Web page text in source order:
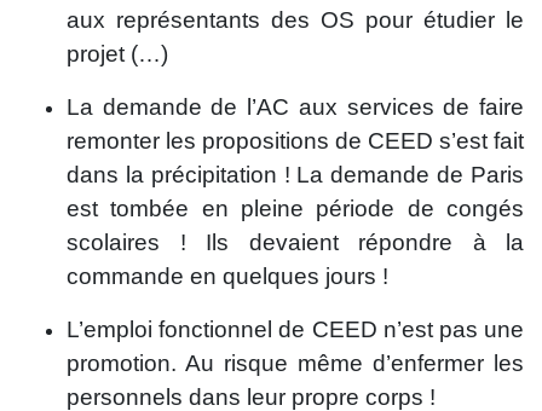
aux représentants des OS pour étudier le
projet (…)
La demande de l’AC aux services de faire
remonter les propositions de CEED s’est fait
dans la précipitation ! La demande de Paris
est tombée en pleine période de congés
scolaires ! Ils devaient répondre à la
commande en quelques jours !
L’emploi fonctionnel de CEED n’est pas une
promotion. Au risque même d’enfermer les
personnels dans leur propre corps !